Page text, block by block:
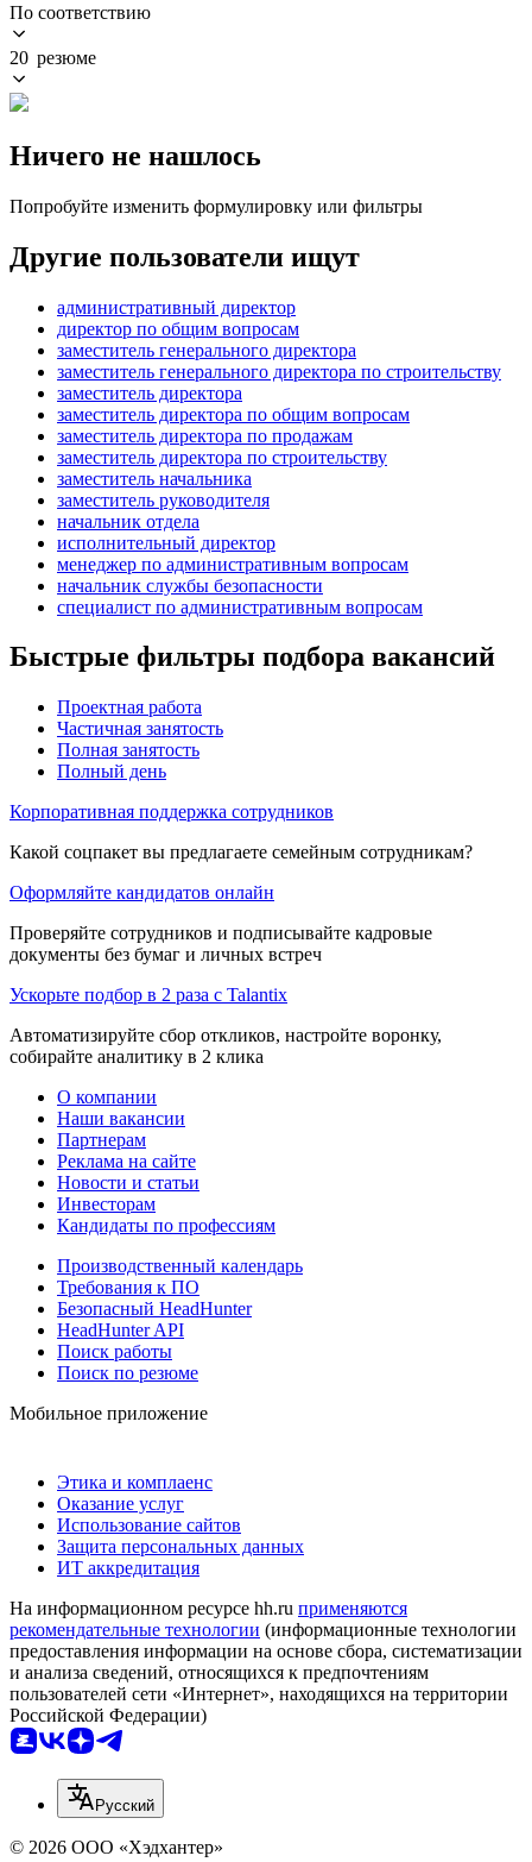
По соответствию
20 резюме
Ничего не нашлось
Попробуйте изменить формулировку или фильтры
Другие пользователи ищут
административный директор
директор по общим вопросам
заместитель генерального директора
заместитель генерального директора по строительству
заместитель директора
заместитель директора по общим вопросам
заместитель директора по продажам
заместитель директора по строительству
заместитель начальника
заместитель руководителя
начальник отдела
исполнительный директор
менеджер по административным вопросам
начальник службы безопасности
специалист по административным вопросам
Быстрые фильтры подбора вакансий
Проектная работа
Частичная занятость
Полная занятость
Полный день
Корпоративная поддержка сотрудников
Какой соцпакет вы предлагаете семейным сотрудникам?
Оформляйте кандидатов онлайн
Проверяйте сотрудников и подписывайте кадровые
документы без бумаг и личных встреч
Ускорьте подбор в 2 раза с Talantix
Автоматизируйте сбор откликов, настройте воронку,
собирайте аналитику в 2 клика
О компании
Наши вакансии
Партнерам
Реклама на сайте
Новости и статьи
Инвесторам
Кандидаты по профессиям
Производственный календарь
Требования к ПО
Безопасный HeadHunter
HeadHunter API
Поиск работы
Поиск по резюме
Мобильное приложение
Этика и комплаенс
Оказание услуг
Использование сайтов
Защита персональных данных
ИТ аккредитация
На информационном ресурсе hh.ru применяются
рекомендательные технологии (информационные технологии
предоставления информации на основе сбора, систематизации
и анализа сведений, относящихся к предпочтениям
пользователей сети «Интернет», находящихся на территории
Российской Федерации)
Русский
© 2026 ООО «Хэдхантер»